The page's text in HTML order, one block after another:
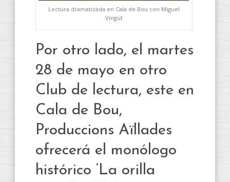
Lectura dramatizada en Cala de Bou con Miguel
Vingut
Por otro lado, el martes
28 de mayo en otro
Club de lectura, este en
Cala de Bou,
Produccions Aïllades
ofrecerá el monólogo
histórico ‘La orilla